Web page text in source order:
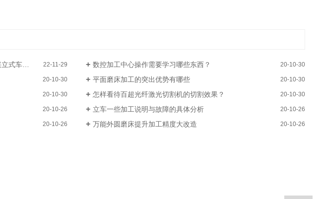
机，嘉兴数控机床 22-11-29 数控加工中心操作需要学习哪些东西？ 20-10-30
20-10-30 平面磨床加工的突出优势有哪些 20-10-30
20-10-30 怎样看待百超光纤激光切割机的切割效果？ 20-10-30
20-10-26 立车一些加工说明与故障的具体分析 20-10-26
20-10-26 万能外圆磨床提升加工精度大改造 20-10-26